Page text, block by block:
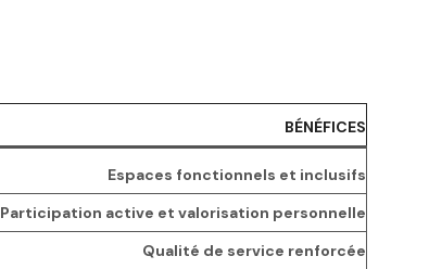
BÉNÉFICES
Espaces fonctionnels et inclusifs
Participation active et valorisation personnelle
Qualité de service renforcée